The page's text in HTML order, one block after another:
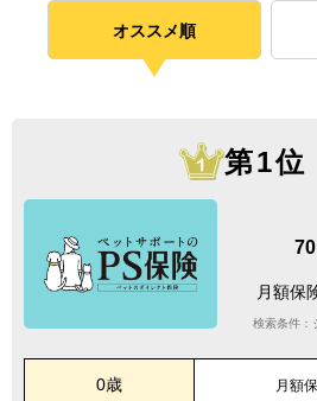
オススメ順
第1位
月額保
検索条件：
0歳 月額